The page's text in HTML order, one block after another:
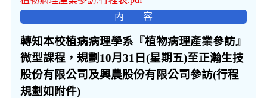
內 容
轉知本校植病病理學系『植物病理產業參訪』
微型課程，規劃10月31日(星期五)至正瀚生技
股份有限公司及興農股份有限公司參訪(行程
規劃如附件)